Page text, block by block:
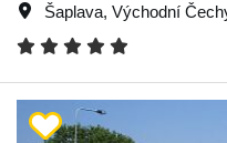
Šaplava, Východní